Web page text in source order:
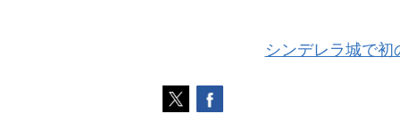
シンデレラ城で初